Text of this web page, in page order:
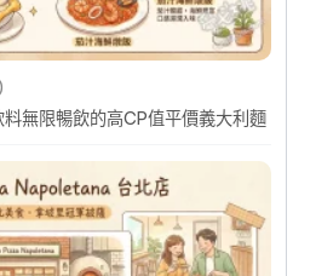
無限暢飲的高CP值平價義大利麵